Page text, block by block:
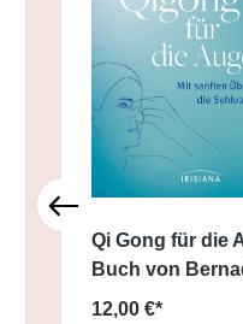
Qi Gong für die
Buch von
12,00 €*